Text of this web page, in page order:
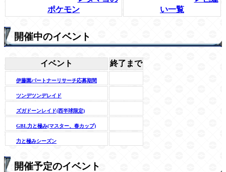
ポケモン
い一覧
開催中のイベント
イベント 終了まで
伊藤園パートナーリサーチ応募期間
ツンデツンデレイド
ズガドーンレイド(西半球限定)
GBL力と極み(マスター、春カップ)
力と極みシーズン
開催予定のイベント